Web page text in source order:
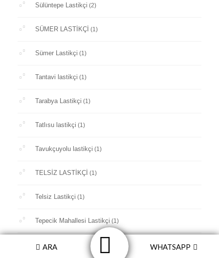
ARA WHATSAPP
Sülüntepe Lastikçi (2)
SÜMER LASTİKÇİ (1)
Sümer Lastikçi (1)
Tantavi lastikçi (1)
Tarabya Lastikçi (1)
Tatlısu lastikçi (1)
Tavukçuyolu lastikçi (1)
TELSİZ LASTİKÇİ (1)
Telsiz Lastikçi (1)
Tepecik Mahallesi Lastikçi (1)
Tepeören Lastikçi (1)